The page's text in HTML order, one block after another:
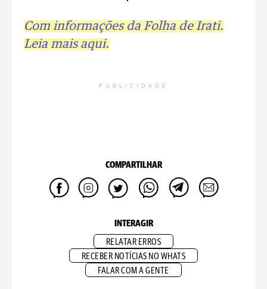
Com informações da Folha de Irati.
Leia mais aqui.
PUBLICIDADE
COMPARTILHAR
INTERAGIR
RELATAR ERROS
RECEBER NOTÍCIAS NO WHATS
FALAR COM A GENTE